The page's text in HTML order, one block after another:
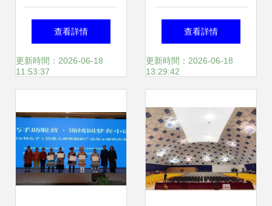
蓬勃開展 精心策劃
繪就多彩文化生活
查看詳情
更新時間：2026-06-18
11:53:37
放——中國有色金
屬工業昆明勘察設
策劃方案
查看詳情
更新時間：2026-06-18
13:29:42